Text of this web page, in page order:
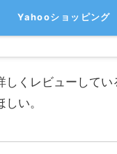
Yahooショッピング
しくレビューしてい
い。